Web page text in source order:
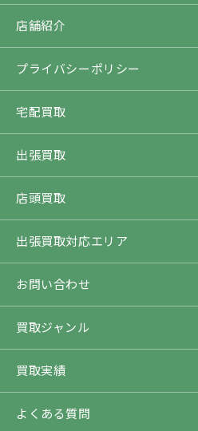
店舗紹介
プライバシーポリシー
宅配買取
出張買取
店頭買取
出張買取対応エリア
お問い合わせ
買取ジャンル
買取実績
よくある質問